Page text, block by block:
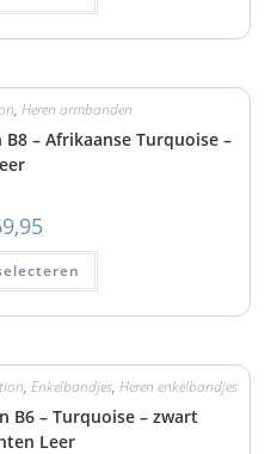
, Heren armbanden
– Afrikaanse Turquoise –
, Enkelbandjes, Heren enkelbandjes
B6 – Turquoise – zwart
Leer